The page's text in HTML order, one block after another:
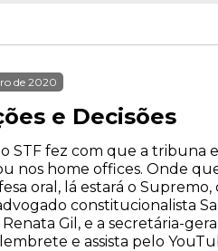
de 2020
e Decisões
STF fez com que a tribuna
nos home offices. Onde
oral, lá estará o
constitucionalista
Gil, e a secretária-
e assista pelo